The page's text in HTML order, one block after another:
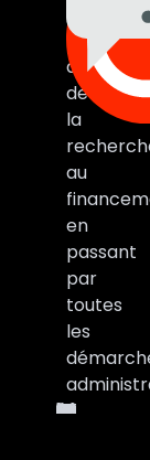
Auto
vous
de
la
au
en
passant
par
toutes
les